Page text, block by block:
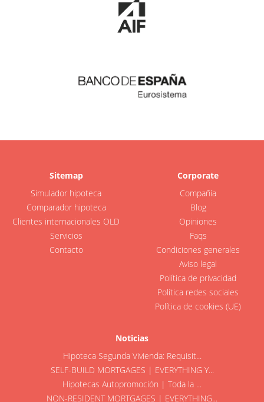
Sitemap
Simulador hipoteca
Comparador hipoteca
Clientes internacionales OLD
Servicios
Contacto
Corporate
Compañía
Blog
Opiniones
Faqs
Condiciones generales
Aviso legal
Política de privacidad
Política redes sociales
Política de cookies (UE)
Noticias
Hipoteca Segunda Vivienda: Requisit...
SELF-BUILD MORTGAGES | EVERYTHING Y...
Hipotecas Autopromoción | Toda la ...
NON-RESIDENT MORTGAGES | EVERYTHING...